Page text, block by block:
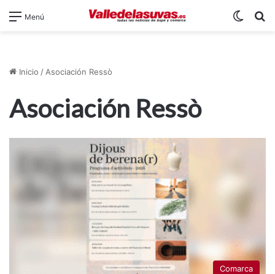
Menú
Inicio / Asociación Ressò
Asociación Ressò
Comarca